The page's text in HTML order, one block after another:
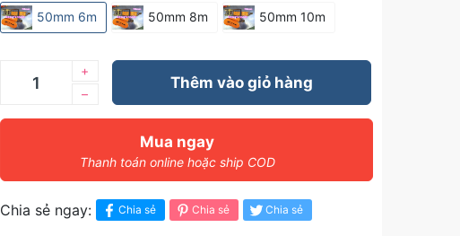
50mm 6m
50mm 8m 50mm 10m
–
+
Thêm vào giỏ hàng
Mua ngay
Thanh toán online hoặc ship COD
Chia sẻ ngay: Chia sẻ Chia sẻ Chia sẻ